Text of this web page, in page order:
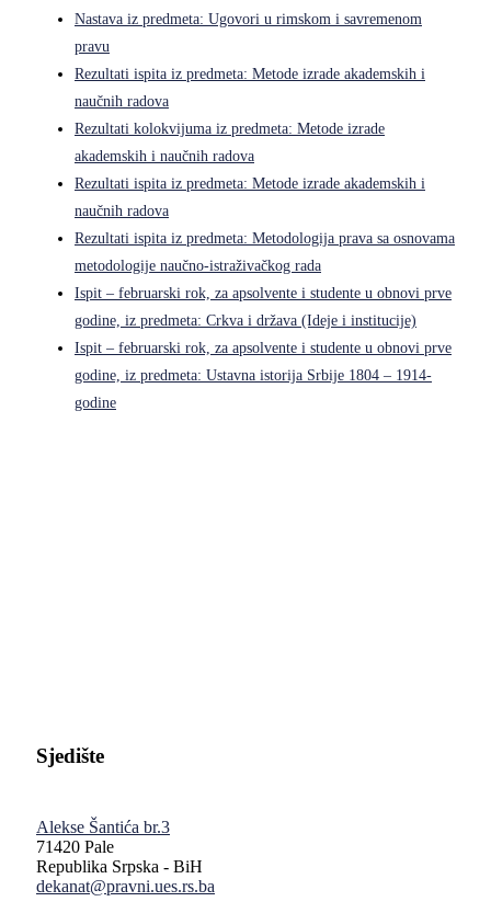
Nastava iz predmeta: Ugovori u rimskom i savremenom
pravu
Rezultati ispita iz predmeta: Metode izrade akademskih i
naučnih radova
Rezultati kolokvijuma iz predmeta: Metode izrade
akademskih i naučnih radova
Rezultati ispita iz predmeta: Metode izrade akademskih i
naučnih radova
Rezultati ispita iz predmeta: Metodologija prava sa osnovama
metodologije naučno-istraživačkog rada
Ispit – februarski rok, za apsolvente i studente u obnovi prve
godine, iz predmeta: Crkva i država (Ideje i institucije)
Ispit – februarski rok, za apsolvente i studente u obnovi prve
godine, iz predmeta: Ustavna istorija Srbije 1804 – 1914-
godine
Sjedište
Alekse Šantića br.3
71420 Pale
Republika Srpska - BiH
dekanat@pravni.ues.rs.ba